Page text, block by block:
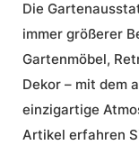
Die
immer größerer
Gartenmöbel,
Dekor – mit dem
einzigartige
Artikel erfahren